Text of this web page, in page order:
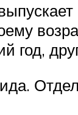
год,